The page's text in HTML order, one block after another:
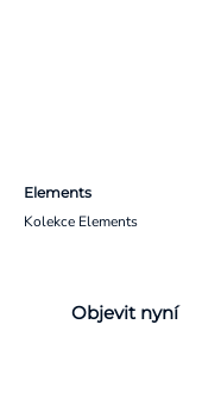
Elements
Kolekce Elements
Objevit nyní